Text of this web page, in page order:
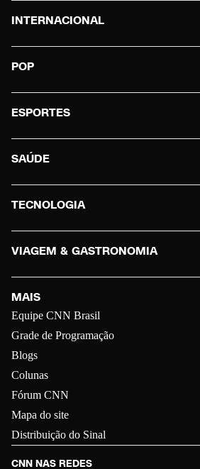
CNN NAS REDES
MAIS
Equipe CNN Brasil
Grade de Programação
Blogs
Colunas
Fórum CNN
Mapa do site
Distribuição do Sinal
INTERNACIONAL
POP
ESPORTES
SAÚDE
TECNOLOGIA
VIAGEM & GASTRONOMIA